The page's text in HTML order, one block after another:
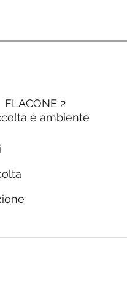
FLACONE 2
e ambiente